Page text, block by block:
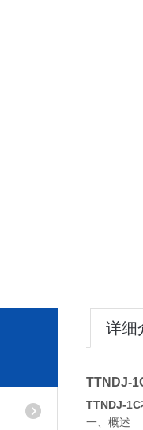
详细
TTNDJ-
TTNDJ-1C
一、概述